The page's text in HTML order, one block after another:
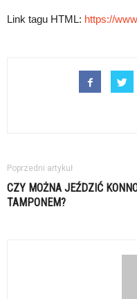
Link tagu HTML: https://
Poprzedni artykuł
CZY MOŻNA JEŹDZIĆ
TAMPONEM?